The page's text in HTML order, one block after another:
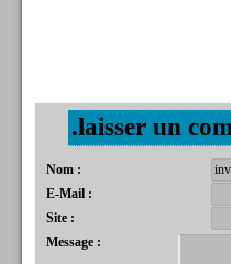
.laisser un
Nom :
E-Mail :
Site :
Message :